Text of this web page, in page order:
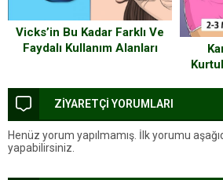
Vicks’in Bu Kadar Farklı Ve
Faydalı Kullanım Alanları
ZİYARETÇİ YORUMLARI
Henüz yorum yapılmamış. İlk yorumu
yapabilirsiniz.